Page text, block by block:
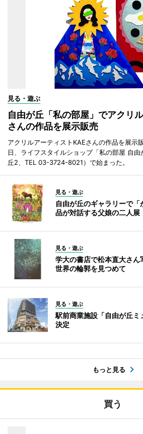
見る・遊ぶ
自由が丘「私の部屋」でアクリ
さんの作品を展示販売
アクリルアーティストKAEさんの作品を展示
日、ライフスタイルショップ「私の部屋 自
丘2、TEL 03-3724-8021）で始まった。
見る・遊ぶ
自由が丘のギャラリーで
品が対話する父娘の二人展
見る・遊ぶ
学大の書店で松本直大さ
世界の輪郭を見つめて
見る・遊ぶ
駅前商業施設「自由が丘ミ
決定
もっと見る
買う